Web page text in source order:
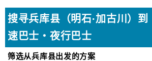
搜寻兵库县（明石·加古川）
速巴士・夜行巴士
筛选从兵库县出发的方案